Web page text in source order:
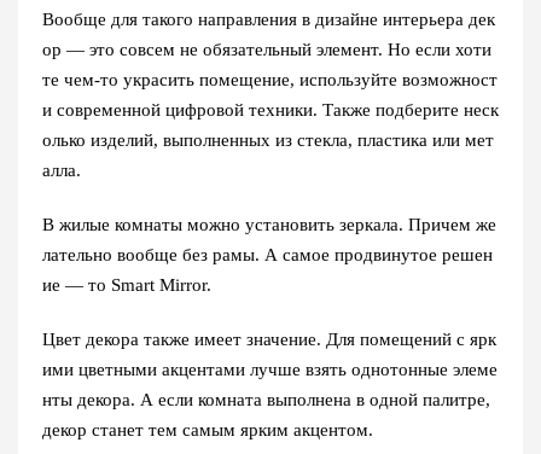
Вообще для такого направления в дизайне интерьера дек
ор — это совсем не обязательный элемент. Но если хоти
те чем-то украсить помещение, используйте возможност
и современной цифровой техники. Также подберите неск
олько изделий, выполненных из стекла, пластика или мет
алла.
В жилые комнаты можно установить зеркала. Причем же
лательно вообще без рамы. А самое продвинутое решен
ие — то Smart Mirror.
Цвет декора также имеет значение. Для помещений с ярк
ими цветными акцентами лучше взять однотонные элеме
нты декора. А если комната выполнена в одной палитре,
декор станет тем самым ярким акцентом.